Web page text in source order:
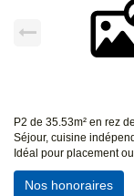
P2 de 35.53m² en rez
Séjour, cuisine
Idéal pour placement
Nos honoraires